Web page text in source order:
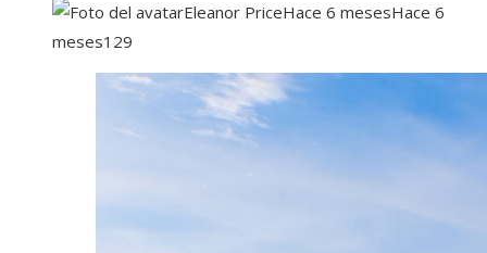
Eleanor PriceHace 6 mesesHace 6
meses129